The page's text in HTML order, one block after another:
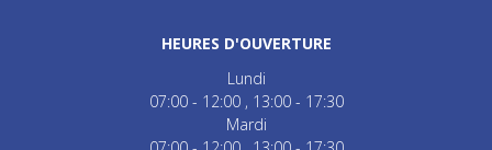
HEURES D'OUVERTURE
Lundi
07:00 - 12:00
13:00 - 17:30
Mardi